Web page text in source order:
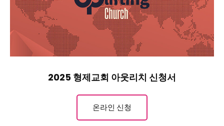
2025 형제교회 아웃리치 신청서
온라인 신청